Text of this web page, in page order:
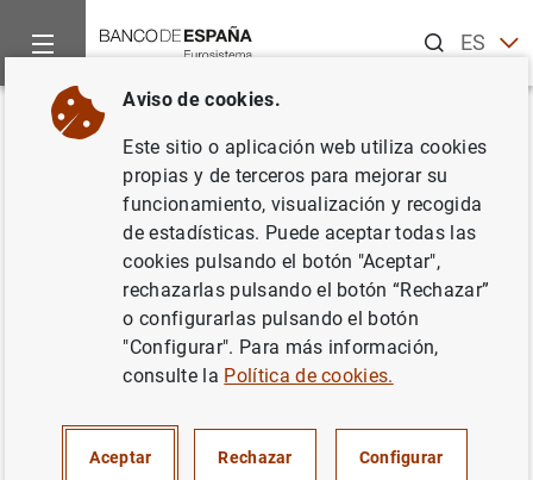
ESEN
Inicio Noticias y eventos
Volver
Estado financiero consolidado
del Eurosistema a 18 de julio de
SITUACIÓN ECONÓMICA
POLÍTICA MONETARIA
Aviso de cookies.
Este sitio o aplicación web utiliza cookies
propias y de terceros para mejorar su
funcionamiento, visualización y recogida
de estadísticas. Puede aceptar todas las
cookies pulsando el botón "Aceptar",
rechazarlas pulsando el botón “Rechazar”
o configurarlas pulsando el botón
"Configurar". Para más información,
consulte la Política de cookies.
Aceptar Rechazar Configurar